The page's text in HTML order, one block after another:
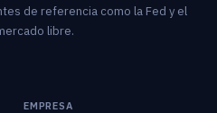
de referencia como la Fed y el
libre.
EMPRESA